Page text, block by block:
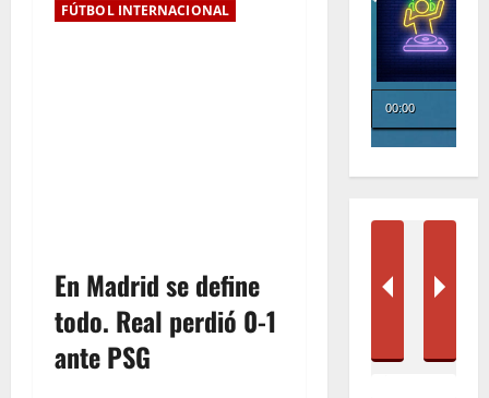
FÚTBOL INTERNACIONAL
En Madrid se define
todo. Real perdió 0-1
ante PSG